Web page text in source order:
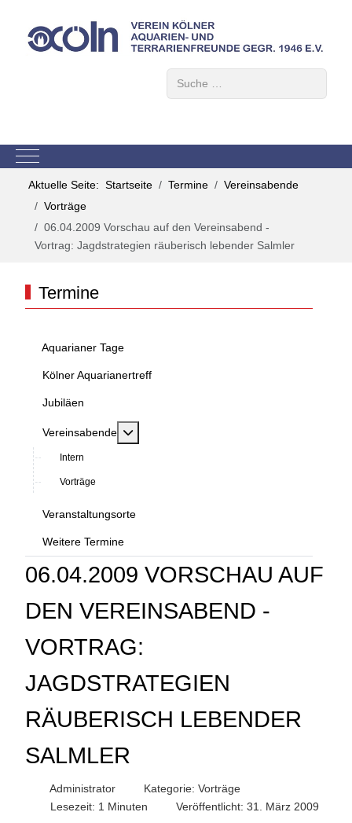
Mobile Menu Toggle
Aktuelle Seite: Startseite Termine
Vereinsabende
Vorträge
06.04.2009 Vorschau auf den Vereinsabend -
Vortrag: Jagdstrategien räuberisch lebender Salmler
Termine
Aquarianer Tage
Kölner Aquarianertreff
Jubiläen
Vereinsabende MOD_MENU_TOGGLE_SUBMENU_LABEL
Intern
Vorträge
Veranstaltungsorte
Weitere Termine
06.04.2009 VORSCHAU AUF
DEN VEREINSABEND -
VORTRAG:
JAGDSTRATEGIEN
RÄUBERISCH LEBENDER
SALMLER
Administrator Kategorie: Vorträge
Lesezeit: 1 Minuten
Veröffentlicht: 31. März 2009